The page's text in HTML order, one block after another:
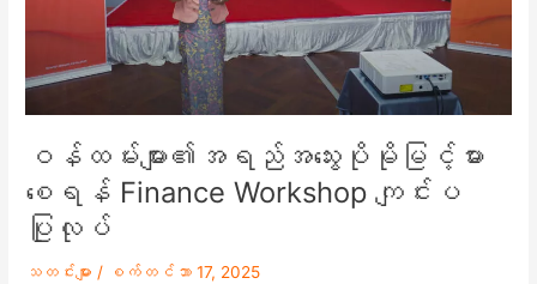
ဝန်ထမ်းများ၏အရည်အသွေးပိုမိုမြင့်မား
စေရန် Finance Workshop ကျင်းပ
ပြုလုပ်
သတင်းများ / စက်တင်ဘာ 17, 2025
ပြုလုပ်